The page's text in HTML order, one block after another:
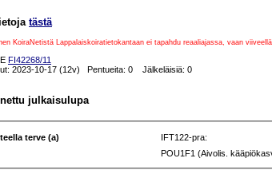
tästä
KoiraNetistä Lappalaiskoiratietokantaan ei tapahdu reaaliajassa, vaan
FI42268/11
2023-10-17 (12v) Pentueita: 0 Jälkeläisiä: 0
julkaisulupa
terve (a) IFT122-pra:
POU1F1 (Aivolis.